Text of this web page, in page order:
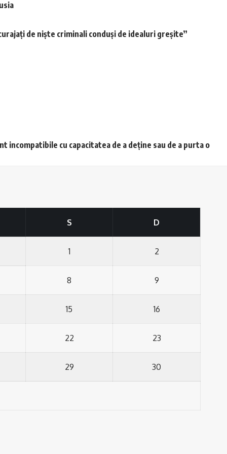
de nişte criminali conduşi de idealuri greşite”
incompatibile cu capacitatea de a deține sau de a purta o
S D
1 2
8 9
15 16
22 23
29 30